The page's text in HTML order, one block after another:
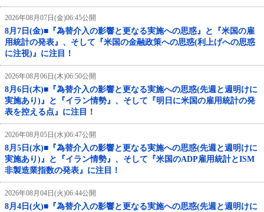
2026年08月07日(金)06:45公開
8月7日(金)■『為替介入の影響と更なる実施への思惑』と『米国の雇
用統計の発表』、そして『米国の金融政策への思惑(利上げへの思惑
に注視)』に注目！
2026年08月06日(木)06:50公開
8月6日(木)■『為替介入の影響と更なる実施への思惑(先週と週明けに
実施あり)』と『イラン情勢』、そして『明日に米国の雇用統計の発
表を控える点』に注目！
2026年08月05日(水)06:47公開
8月5日(水)■『為替介入の影響と更なる実施への思惑(先週と週明けに
実施あり)』と『イラン情勢』、そして『米国のADP雇用統計とISM
非製造業指数の発表』に注目！
2026年08月04日(火)06:44公開
8月4日(火)■『為替介入の影響と更なる実施への思惑(先週と週明けに